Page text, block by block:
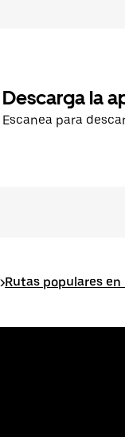
Descarga la
Escanea para
>Rutas populares